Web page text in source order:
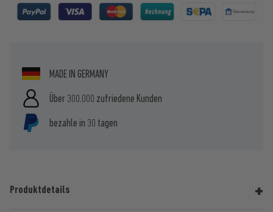
MADE IN GERMANY
Über 300.000 zufriedene Kunden
bezahle in 30 tagen
Produktdetails